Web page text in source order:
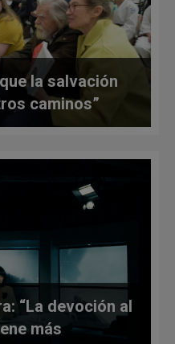
la salvación
caminos”
“La devoción al
más